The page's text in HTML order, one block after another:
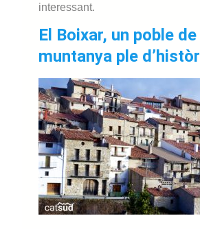
interessant.
El Boixar, un poble de
muntanya ple